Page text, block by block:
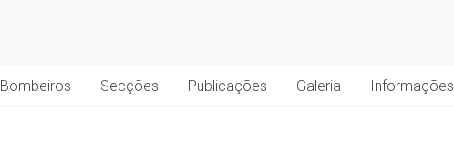
Secções Publicações Galeria Informações